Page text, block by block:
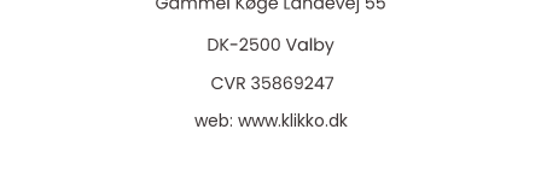
web: www.klikko.dk